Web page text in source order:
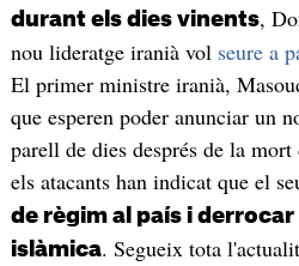
durant els dies vinents,
nou lideratge iranià vol seure a
El primer ministre iranià,
que esperen poder anunciar un
parell de dies després de la
els atacants han indicat que el
de règim al país i
islàmica. Segueix tota